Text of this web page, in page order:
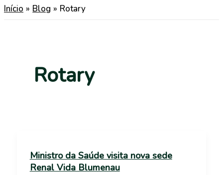
Início Blog Rotary
Rotary
Ministro da Saúde visita nova sede
Renal Vida Blumenau